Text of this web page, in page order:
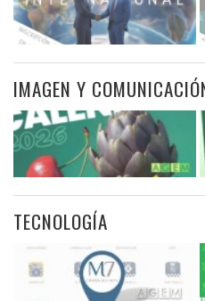
IMAGEN Y
TECNOLOGÍA